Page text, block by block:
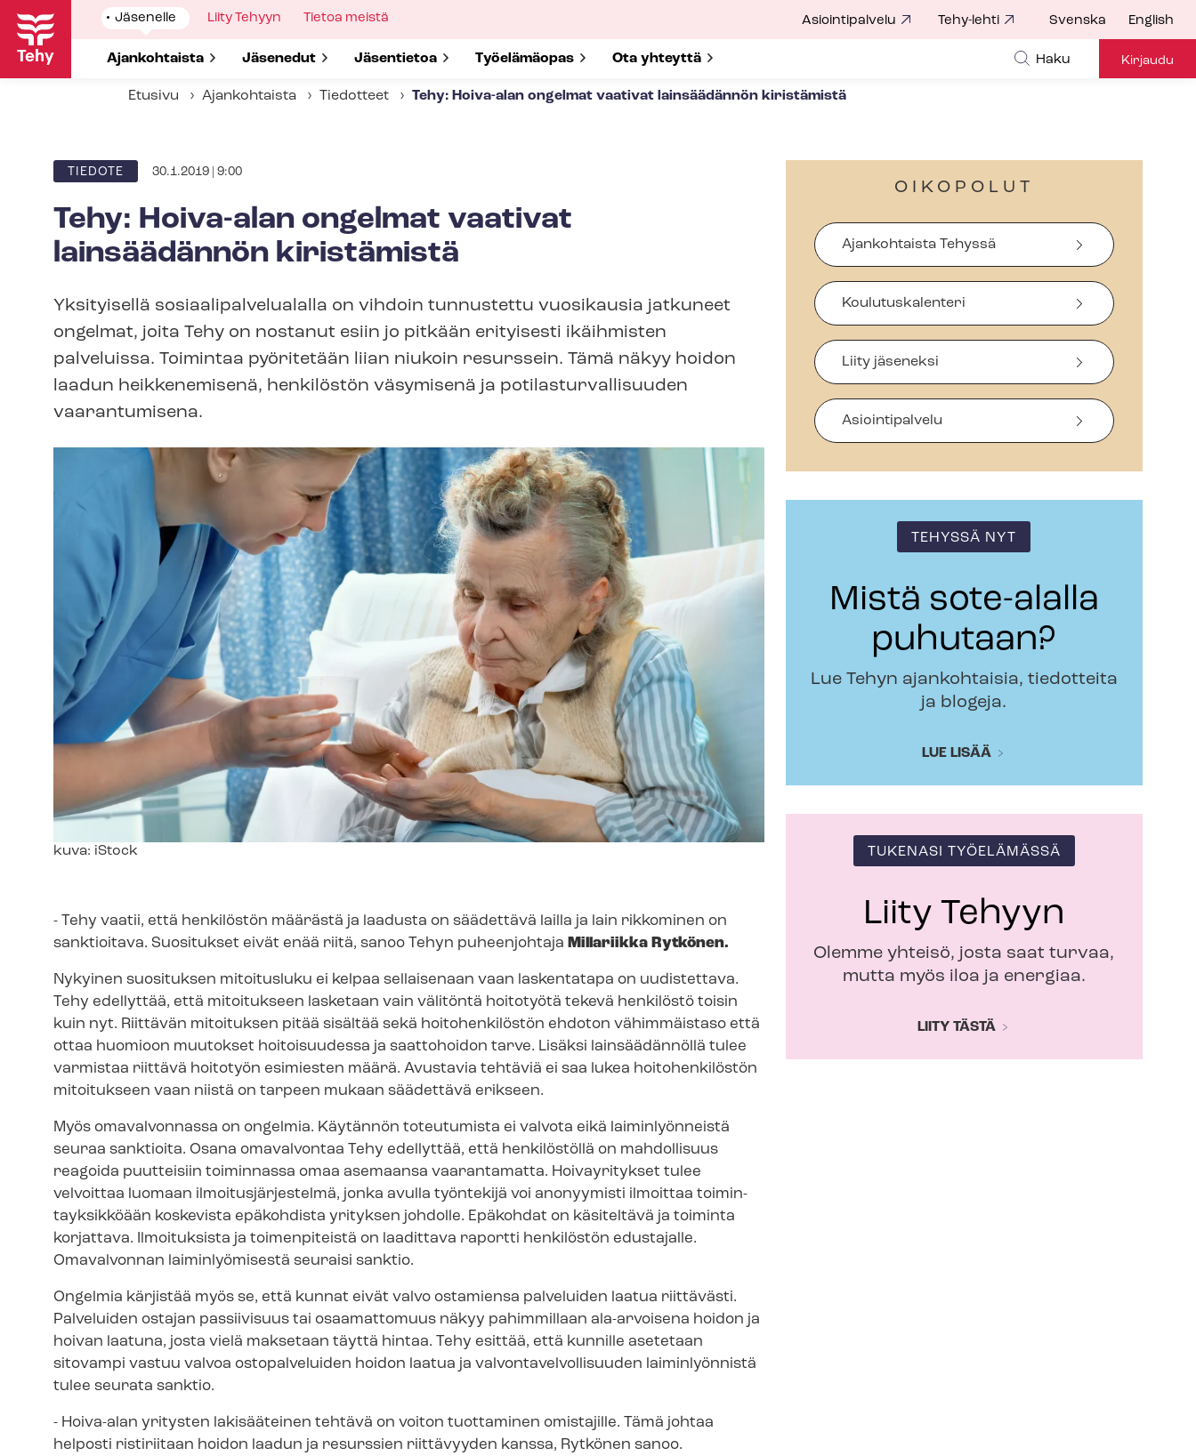
Hyppää
pääsisältöön
Show
submenu
Jäsenelle
Show submenu for
Ajankohtaista Show submenu for
Jäsenedut Show submenu for
Jäsentietoa Show submenu for
Työelämäopas Show submenu for
Ota yhteyttä
Show
Liity Tehyyn
Show
Tietoa meistä Asiointipalvelu Tehy-lehti Svenska English
Haku Kirjaudu
Etusivu Ajankohtaista Tiedotteet Tehy: Hoiva-alan ongelmat vaativat lainsäädännön kiristämistä
ARTIKKELIN
TIEDOTE 30.1.2019 | 9:00
Tehy: Hoiva-alan ongelmat vaativat
lainsäädännön kiristämistä
Yksityisellä so­si­aa­li­pal­ve­lua­lal­la on vihdoin tunnustettu vuosikausia jatkuneet
ongelmat, joita Tehy on nostanut esiin jo pitkään erityisesti ikäihmisten
palveluissa. Toimintaa pyöritetään liian niukoin resurssein. Tämä näkyy hoidon
laadun heikkenemisenä, henkilöstön väsymisenä ja po­ti­las­tur­val­li­suu­den
vaarantumisena.
Kuvateksti
kuva: iStock
- Tehy vaatii, että henkilöstön määrästä ja laadusta on säädettävä lailla ja lain rikkominen on
sanktioitava. Suositukset eivät enää riitä, sanoo Tehyn puheenjohtaja Millariikka Rytkönen.
Nykyinen suosituksen mitoitusluku ei kelpaa sellaisenaan vaan laskentatapa on uudistettava.
Tehy edellyttää, että mitoitukseen lasketaan vain välitöntä hoitotyötä tekevä henkilöstö toisin
kuin nyt. Riittävän mitoituksen pitää sisältää sekä hoitohenkilöstön ehdoton vähimmäistaso että
ottaa huomioon muutokset hoitoisuudessa ja saattohoidon tarve. Lisäksi lainsäädännöllä tulee
varmistaa riittävä hoitotyön esimiesten määrä. Avustavia tehtäviä ei saa lukea hoitohenkilöstön
mitoitukseen vaan niistä on tarpeen mukaan säädettävä erikseen.
Myös omavalvonnassa on ongelmia. Käytännön toteutumista ei valvota eikä laiminlyönneistä
seuraa sanktioita. Osana omavalvontaa Tehy edellyttää, että henkilöstöllä on mahdollisuus
reagoida puutteisiin toiminnassa omaa asemaansa vaarantamatta. Hoivayritykset tulee
velvoittaa luomaan il­moi­tus­jär­jes­tel­mä, jonka avulla työntekijä voi anonyymisti ilmoittaa toi­min­
tayk­sik­köään koskevista epäkohdista yrityksen johdolle. Epäkohdat on käsiteltävä ja toiminta
korjattava. Ilmoituksista ja toimenpiteistä on laadittava raportti henkilöstön edustajalle.
Omavalvonnan laiminlyömisestä seuraisi sanktio.
Ongelmia kärjistää myös se, että kunnat eivät valvo ostamiensa palveluiden laatua riittävästi.
Palveluiden ostajan passiivisuus tai osaamattomuus näkyy pahimmillaan ala-arvoisena hoidon ja
hoivan laatuna, josta vielä maksetaan täyttä hintaa. Tehy esittää, että kunnille asetetaan
sitovampi vastuu valvoa ostopalveluiden hoidon laatua ja val­von­ta­vel­vol­li­suu­den laiminlyönnistä
tulee seurata sanktio.
- Hoiva-alan yritysten lakisääteinen tehtävä on voiton tuottaminen omistajille. Tämä johtaa
helposti ristiriitaan hoidon laadun ja resurssien riittävyyden kanssa, Rytkönen sanoo.
OIKOPOLUT
Ajankohtaista Tehyssä
Koulutuskalenteri
Liity jäseneksi
Asiointipalvelu
TEHYSSÄ NYT
Mistä sote-alalla
puhutaan?
Lue Tehyn ajankohtaisia, tiedotteita
ja blogeja.
LUE LISÄÄ
TUKENASI TYÖELÄMÄSSÄ
Liity Tehyyn
Olemme yhteisö, josta saat turvaa,
mutta myös iloa ja energiaa.
LIITY TÄSTÄ